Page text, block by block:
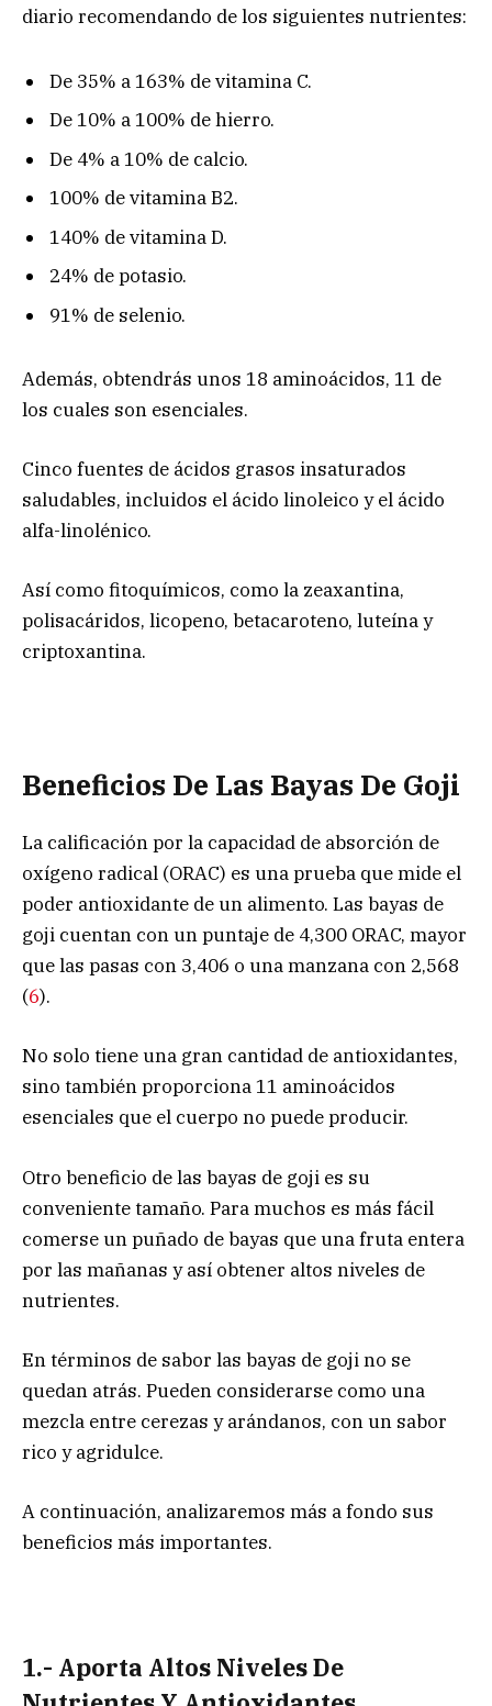
diario recomendando de los siguientes nutrientes:
De 35% a 163% de vitamina C.
De 10% a 100% de hierro.
De 4% a 10% de calcio.
100% de vitamina B2.
140% de vitamina D.
24% de potasio.
91% de selenio.
Además, obtendrás unos 18 aminoácidos, 11 de
los cuales son esenciales.
Cinco fuentes de ácidos grasos insaturados
saludables, incluidos el ácido linoleico y el ácido
alfa-linolénico.
Así como fitoquímicos, como la zeaxantina,
polisacáridos, licopeno, betacaroteno, luteína y
criptoxantina.
Beneficios De Las Bayas De Goji
La calificación por la capacidad de absorción de
oxígeno radical (ORAC) es una prueba que mide el
poder antioxidante de un alimento. Las bayas de
goji cuentan con un puntaje de 4,300 ORAC, mayor
que las pasas con 3,406 o una manzana con 2,568
(6).
No solo tiene una gran cantidad de antioxidantes,
sino también proporciona 11 aminoácidos
esenciales que el cuerpo no puede producir.
Otro beneficio de las bayas de goji es su
conveniente tamaño. Para muchos es más fácil
comerse un puñado de bayas que una fruta entera
por las mañanas y así obtener altos niveles de
nutrientes.
En términos de sabor las bayas de goji no se
quedan atrás. Pueden considerarse como una
mezcla entre cerezas y arándanos, con un sabor
rico y agridulce.
A continuación, analizaremos más a fondo sus
beneficios más importantes.
1.- Aporta Altos Niveles De